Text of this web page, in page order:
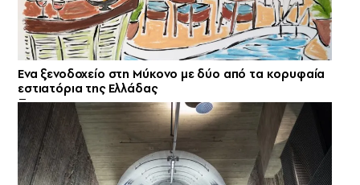
Ενα ξενοδοχείο στη Μύκονο με δύο από τα κορυφαία
εστιατόρια της Ελλάδας